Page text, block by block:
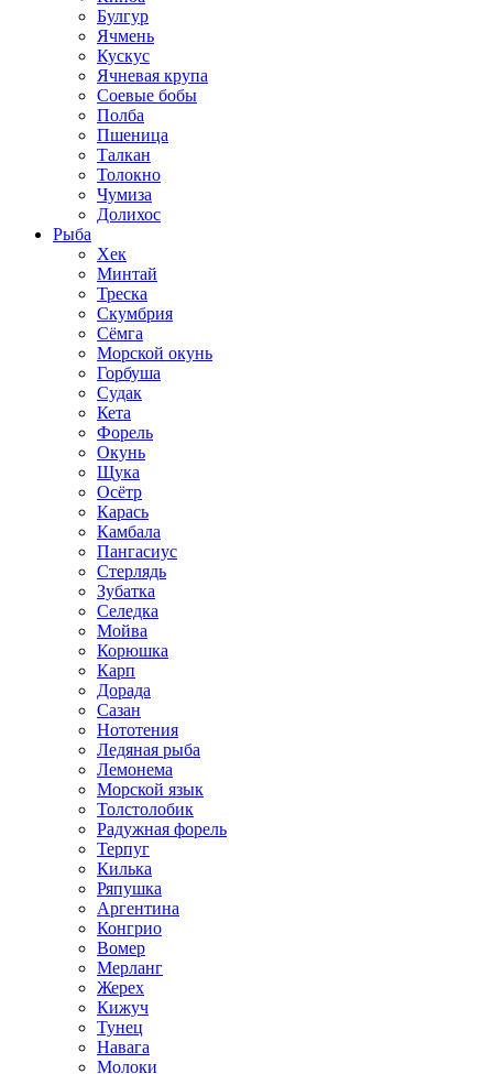
Булгур
Ячмень
Кускус
Ячневая крупа
Соевые бобы
Полба
Пшеница
Талкан
Толокно
Чумиза
Долихос
Рыба
Хек
Минтай
Треска
Скумбрия
Сёмга
Морской окунь
Горбуша
Судак
Кета
Форель
Окунь
Щука
Осётр
Карась
Камбала
Пангасиус
Стерлядь
Зубатка
Селедка
Мойва
Корюшка
Карп
Дорада
Сазан
Нототения
Ледяная рыба
Лемонема
Морской язык
Толстолобик
Радужная форель
Терпуг
Килька
Ряпушка
Аргентина
Конгрио
Вомер
Мерланг
Жерех
Кижуч
Тунец
Навага
Молоки